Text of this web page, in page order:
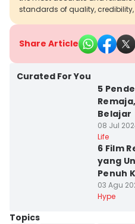
standards of quality,
Share Article
Curated For You
5
Belajar
08 Jul
Life
6 Film
yang
Penuh
03 Agu
Hype
Topics